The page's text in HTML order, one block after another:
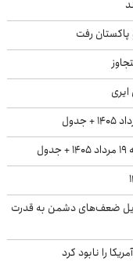
پاکستان رفت
ضعف‌های دشمن به قدرت
را نابود کرد